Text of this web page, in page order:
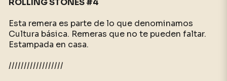
ROLLING STONES #4
Esta remera es parte de lo que denominamos
Cultura básica. Remeras que no te pueden faltar.
Estampada en casa.
//////////////////